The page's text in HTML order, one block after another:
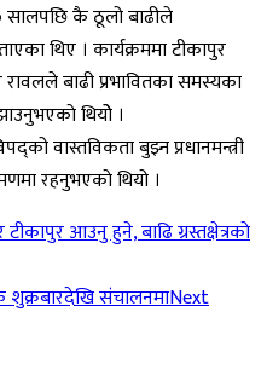
सालपछि कै ठूलो बाढीले
थिए । कार्यक्रममा टीकापुर
बाढी प्रभावितका समस्यका
थियोे ।
वास्तविकता बुझ्न प्रधानमन्त्री
रहनुभएकाे थियो ।
टीकापुर आउनु हुने, बाढि ग्रस्तक्षेत्रकाे
शुक्रबारदेखि संचालनमाNext